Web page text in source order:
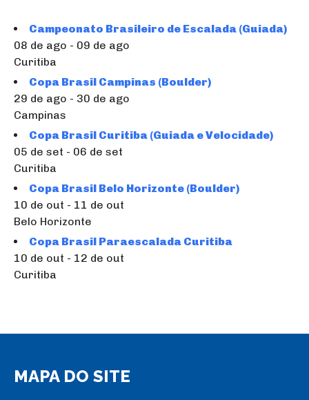
Campeonato Brasileiro de Escalada (Guiada)
08 de ago - 09 de ago
Curitiba
Copa Brasil Campinas (Boulder)
29 de ago - 30 de ago
Campinas
Copa Brasil Curitiba (Guiada e Velocidade)
05 de set - 06 de set
Curitiba
Copa Brasil Belo Horizonte (Boulder)
10 de out - 11 de out
Belo Horizonte
Copa Brasil Paraescalada Curitiba
10 de out - 12 de out
Curitiba
MAPA DO SITE